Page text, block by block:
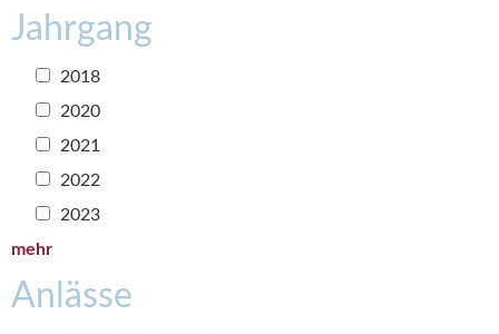
Jahrgang
2018
2020
2021
2022
2023
mehr
Anlässe